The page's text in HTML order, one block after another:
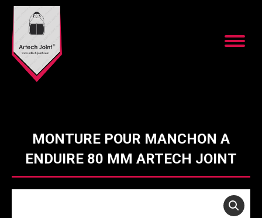
MONTURE POUR MANCHON A
ENDUIRE 80 MM ARTECH JOINT